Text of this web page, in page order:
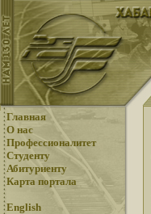
Главная
О нас
Профессионалитет
Студенту
Абитуриенту
Карта портала
English